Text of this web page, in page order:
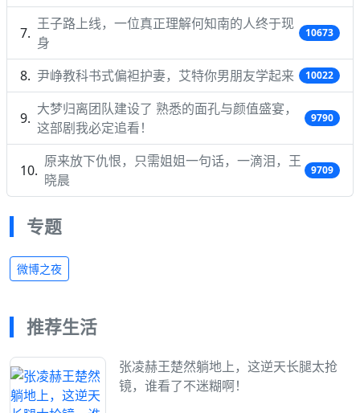
王子路上线，一位真正理解何知南的人终于现
身
10673
尹峥教科书式偏袒护妻，艾特你男朋友学起来 10022
大梦归离团队建设了 熟悉的面孔与颜值盛宴，
这部剧我必定追看！
9790
原来放下仇恨，只需姐姐一句话，一滴泪，王
晓晨
9709
专题
微博之夜
推荐生活
张凌赫王楚然躺地上，这逆天长腿太抢
镜，谁看了不迷糊啊！